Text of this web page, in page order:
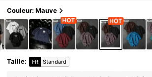
Couleur: Mauve
Taille: FR Standard